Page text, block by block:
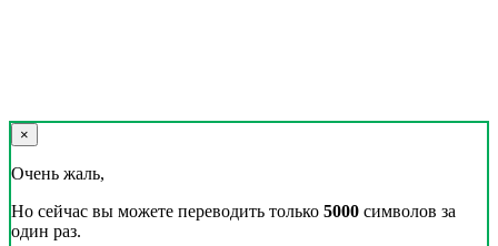
×
Очень жаль,
Но сейчас вы можете переводить только 5000 символов за
один раз.